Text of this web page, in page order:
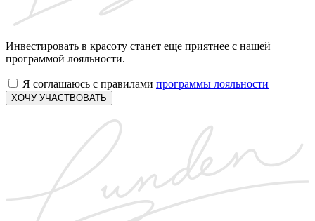
Инвестировать в красоту станет еще приятнее с нашей
программой лояльности.
Я соглашаюсь с правилами программы лояльности
ХОЧУ УЧАСТВОВАТЬ